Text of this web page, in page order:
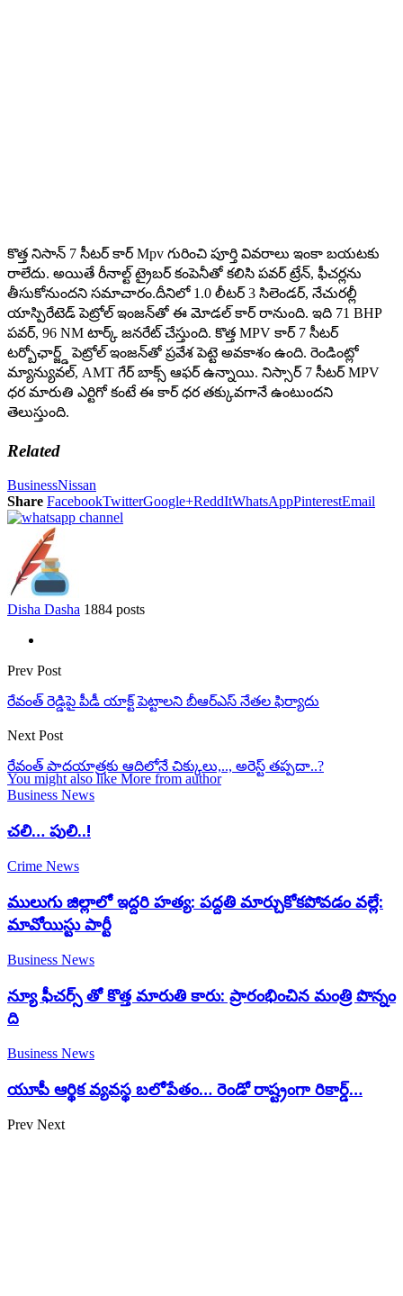
కొత్త నిసాన్ 7 సీటర్ కార్ Mpv గురించి పూర్తి వివరాలు ఇంకా బయటకు
రాలేదు. అయితే రీనాల్ట్ ట్రైబర్ కంపెనీతో కలిసి పవర్ ట్రేన్, ఫీచర్లను
తీసుకోనుందని సమాచారం.దీనిలో 1.0 లీటర్ 3 సిలెండర్, నేచురల్లీ
యాస్పిరేటెడ్ పెట్రోల్ ఇంజన్‌తో ఈ మోడల్ కార్ రానుంది. ఇది 71 BHP
పవర్, 96 NM టార్క్ జనరేట్ చేస్తుంది. కొత్త MPV కార్ 7 సీటర్
టర్బోఛార్జ్డ్ పెట్రోల్ ఇంజన్‌తో ప్రవేశ పెట్టె అవకాశం ఉంది. రెండింట్లో
మ్యాన్యువల్, AMT గేర్ బాక్స్ ఆఫర్ ఉన్నాయి. నిస్సార్ 7 సీటర్ MPV
ధర మారుతి ఎర్టిగో కంటే ఈ కార్ ధర తక్కువగానే ఉంటుందని
తెలుస్తుంది.
Related
BusinessNissan
Share FacebookTwitterGoogle+ReddItWhatsAppPinterestEmail
Disha Dasha 1884 posts
Prev Post
రేవంత్‌ రెడ్డిపై పీడీ యాక్ట్ పెట్టాలని బీఆర్ఎస్ నేతల ఫిర్యాదు
Next Post
రేవంత్ పాదయాత్రకు ఆదిలోనే చిక్కులు,.., అరెస్ట్ తప్పదా..?
You might also like More from author
Business News
చలి… పులి..!
Crime News
ములుగు జిల్లాలో ఇద్దరి హత్య: పద్దతి మార్చుకోకపోవడం వల్లే:
మావోయిస్టు పార్టీ
Business News
న్యూ ఫీచర్స్ తో కొత్త మారుతి కారు: ప్రారంభించిన మంత్రి పొన్నం
ది
Business News
యూపీ ఆర్థిక వ్యవస్థ బలోపేతం… రెండో రాష్ట్రంగా రికార్డ్…
Prev Next